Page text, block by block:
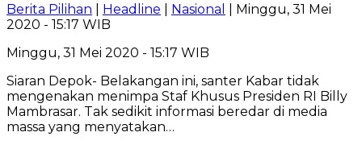
Berita Pilihan Headline Nasional
| Minggu, 31 Mei
2020 - 15:17 WIB
Minggu, 31 Mei 2020 - 15:17 WIB
Siaran Depok- Belakangan ini, santer Kabar tidak
mengenakan menimpa Staf Khusus Presiden RI Billy
Mambrasar. Tak sedikit informasi beredar di media
massa yang menyatakan…